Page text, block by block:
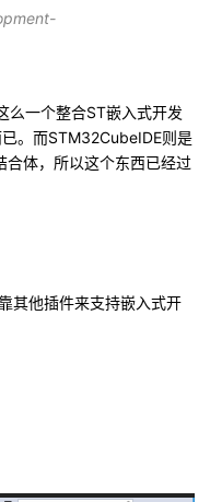
么一个整合ST嵌入式开发
。而STM32CubeIDE则是
体，所以这个东西已经过
其他插件来支持嵌入式开